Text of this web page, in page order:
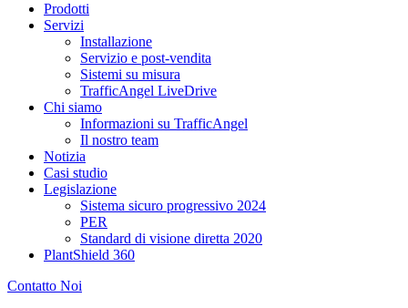
Prodotti
Servizi
Installazione
Servizio e post-vendita
Sistemi su misura
TrafficAngel LiveDrive
Chi siamo
Informazioni su TrafficAngel
Il nostro team
Notizia
Casi studio
Legislazione
Sistema sicuro progressivo 2024
PER
Standard di visione diretta 2020
PlantShield 360
Contatto Noi